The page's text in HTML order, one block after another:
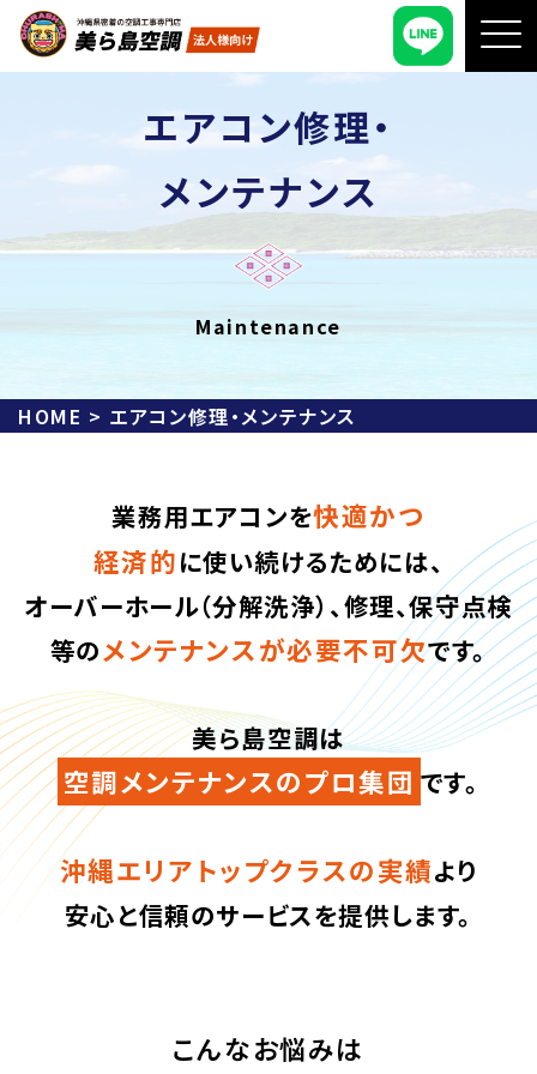
エアコン修理・
メンテナンス
Maintenance
HOME > エアコン修理・メンテナンス
業務用エアコンを快適かつ
経済的に使い続けるためには、
オーバーホール（分解洗浄）、修理、保守点検
等のメンテナンスが必要不可欠です。
美ら島空調は
空調メンテナンスのプロ集団 です。
沖縄エリアトップクラスの実績より
安心と信頼のサービスを提供します。
こんなお悩みは